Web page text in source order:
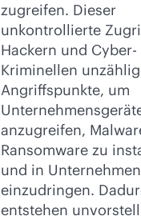
zugreifen. Dieser
unkontrollierte
Hackern und Cyber-
Kriminellen
Angriffspunkte, um
anzugreifen,
Ransomware zu
und in
einzudringen.
entstehen